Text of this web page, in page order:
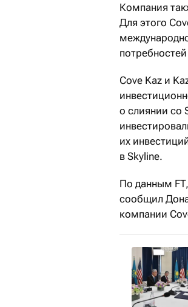
Компания
Для этого
Cove Kaz и
о слиянии со
их
в Skyline.
По данным
сообщил
компании